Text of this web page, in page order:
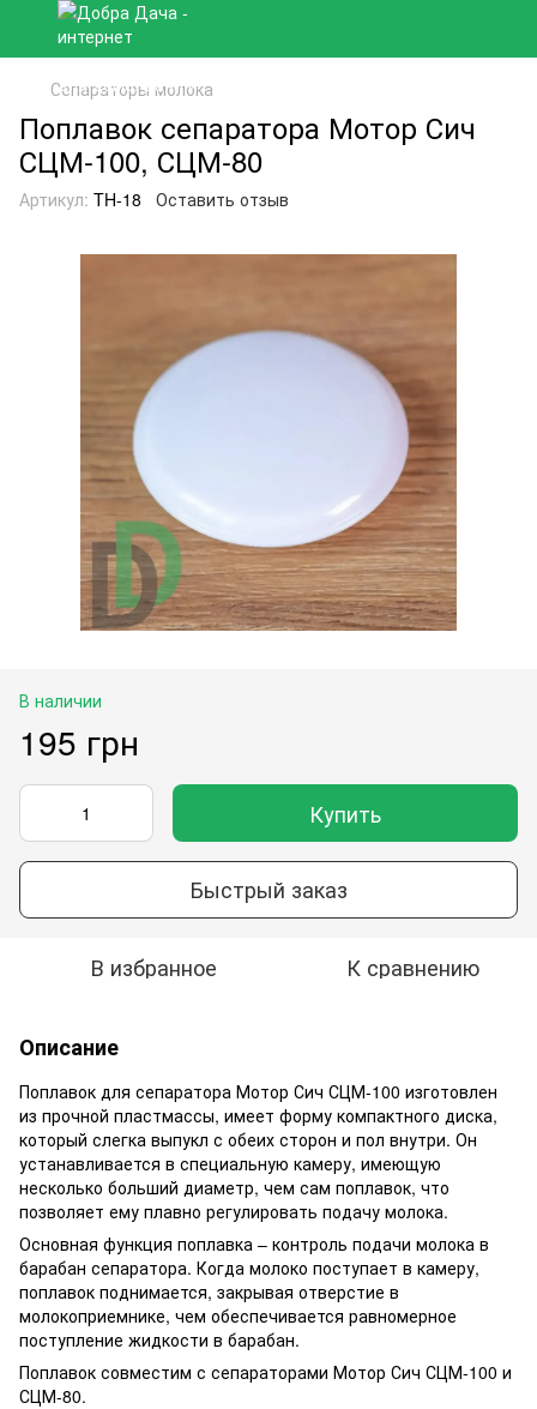
Сепараторы молока
Поплавок сепаратора Мотор Сич
СЦМ-100, СЦМ-80
Артикул: TH-18 Оставить отзыв
В наличии
195 грн
Купить
Быстрый заказ
В избранное К сравнению
Описание
Поплавок для сепаратора Мотор Сич СЦМ-100 изготовлен
из прочной пластмассы, имеет форму компактного диска,
который слегка выпукл с обеих сторон и пол внутри. Он
устанавливается в специальную камеру, имеющую
несколько больший диаметр, чем сам поплавок, что
позволяет ему плавно регулировать подачу молока.
Основная функция поплавка – контроль подачи молока в
барабан сепаратора. Когда молоко поступает в камеру,
поплавок поднимается, закрывая отверстие в
молокоприемнике, чем обеспечивается равномерное
поступление жидкости в барабан.
Поплавок совместим с сепараторами Мотор Сич СЦМ-100 и
СЦМ-80.